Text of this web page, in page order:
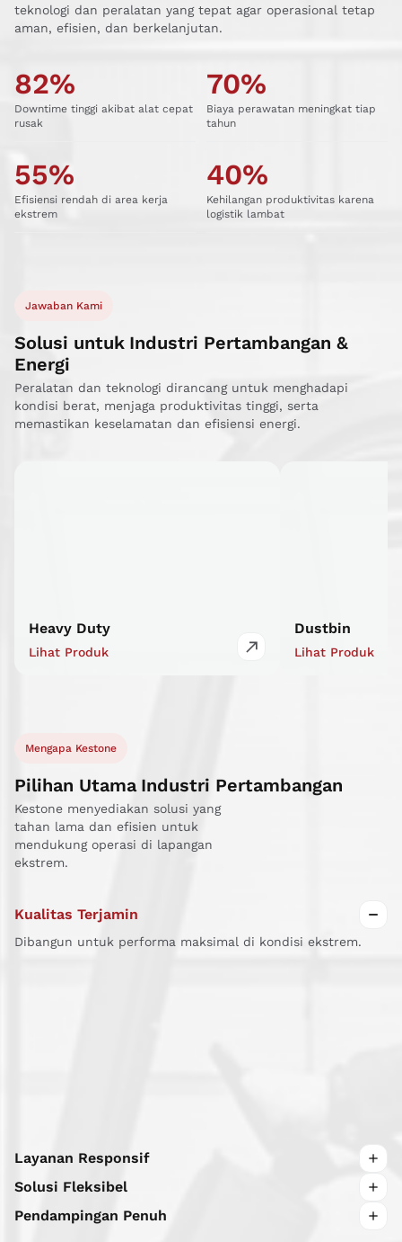
teknologi dan peralatan yang tepat agar operasional tetap
aman, efisien, dan berkelanjutan.
82%
Downtime tinggi akibat alat cepat
rusak
70%
Biaya perawatan meningkat tiap
tahun
55%
Efisiensi rendah di area kerja
ekstrem
40%
Kehilangan produktivitas karena
logistik lambat
Jawaban Kami
Solusi untuk Industri Pertambangan &
Energi
Peralatan dan teknologi dirancang untuk menghadapi
kondisi berat, menjaga produktivitas tinggi, serta
memastikan keselamatan dan efisiensi energi.
Heavy Duty
Lihat Produk
Dustbin
Lihat Produk
Mengapa Kestone
Pilihan Utama Industri Pertambangan
Kestone menyediakan solusi yang
tahan lama dan efisien untuk
mendukung operasi di lapangan
ekstrem.
Kualitas Terjamin
Dibangun untuk performa maksimal di kondisi ekstrem.
Layanan Responsif
Dukungan teknis siap kapan pun dibutuhkan di lokasi.
Solusi Fleksibel
Dapat diterapkan di berbagai jenis operasi tambang dan
Pendampingan Penuh